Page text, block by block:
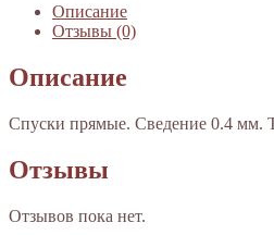
Описание
Отзывы (0)
Описание
Спуски прямые. Сведение 0.4 мм.
Отзывы
Отзывов пока нет.